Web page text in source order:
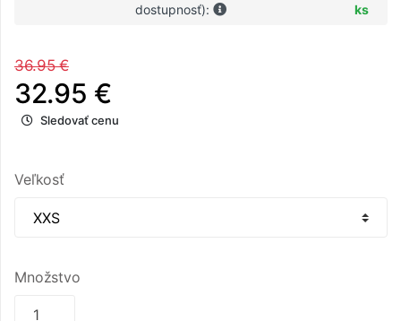
dostupnosť):
ks
36.95 €
32.95 €
Sledovať cenu
Veľkosť
Množstvo